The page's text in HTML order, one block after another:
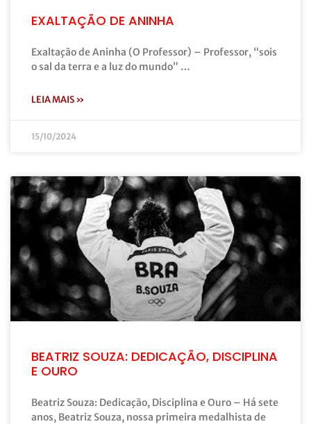
EXALTAÇÃO DE ANINHA
Exaltação de Aninha (O Professor) – Professor, “sois
o sal da terra e a luz do mundo” …
LEIA MAIS »
15/10/2024
BEATRIZ SOUZA: DEDICAÇÃO, DISCIPLINA
E OURO
Beatriz Souza: Dedicação, Disciplina e Ouro – Há sete
anos, Beatriz Souza, nossa primeira medalhista de